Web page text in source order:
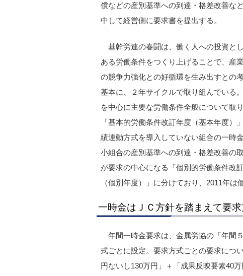
償などの産別基準への到達・格差改善な
中して経営側に要求書を提出する。
基幹労連の春闘は、働く人への投資と
ある労働条件をつくり上げることで、産
の競争力強化との好循環を生み出すとの
基本に、２年サイクルで取り組んでいる
を中心に主要な労働条件全般について取
「基本的労働条件改訂年度（基本年度）
績連動方式を導入していない組合の一時
小組合の産別基準への到達・格差改善の
が要求の中心になる「個別的労働条件改
（個別年度）」に分けており、2011年は
一時金はＪＣ方針を踏まえて要
年間一時金要求は、金属労協の「年間
式ごとに設定。要求方式ごとの要求につ
円ないし130万円」＋「成果反映要素40